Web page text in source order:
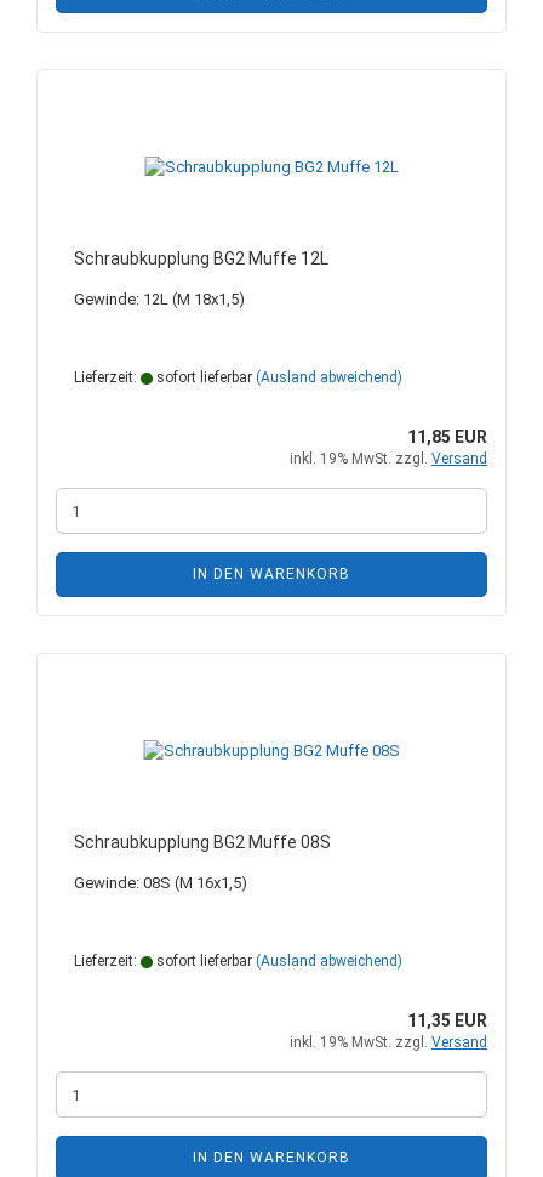
Schraubkupplung BG2 Muffe 12L
Gewinde: 12L (M 18x1,5)
Lieferzeit: sofort lieferbar (Ausland abweichend)
11,85 EUR
inkl. 19% MwSt. zzgl. Versand
IN DEN WARENKORB
Schraubkupplung BG2 Muffe 08S
Gewinde: 08S (M 16x1,5)
Lieferzeit: sofort lieferbar (Ausland abweichend)
11,35 EUR
inkl. 19% MwSt. zzgl. Versand
IN DEN WARENKORB